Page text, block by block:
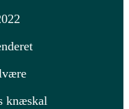
knæskal